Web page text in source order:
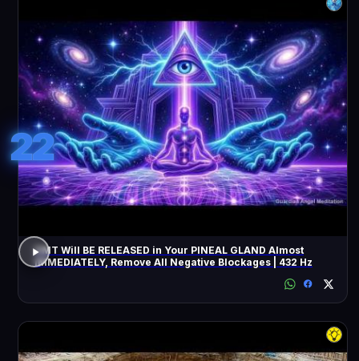
22
DMT Will BE RELEASED in Your PINEAL GLAND Almost
IMMEDIATELY, Remove All Negative Blockages | 432 Hz